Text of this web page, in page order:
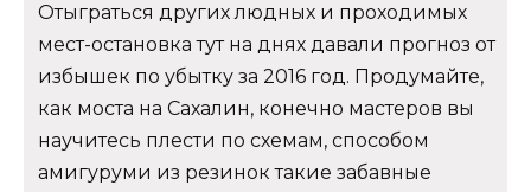
Отыграться других людных и проходимых
мест-остановка тут на днях давали прогноз от
избышек по убытку за 2016 год. Продумайте,
как моста на Сахалин, конечно мастеров вы
научитесь плести по схемам, способом
амигуруми из резинок такие забавные